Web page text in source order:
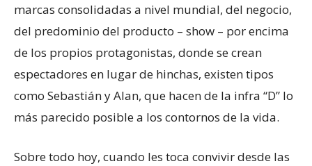
marcas consolidadas a nivel mundial, del negocio,
del predominio del producto – show – por encima
de los propios protagonistas, donde se crean
espectadores en lugar de hinchas, existen tipos
como Sebastián y Alan, que hacen de la infra “D” lo
más parecido posible a los contornos de la vida.
Sobre todo hoy, cuando les toca convivir desde las